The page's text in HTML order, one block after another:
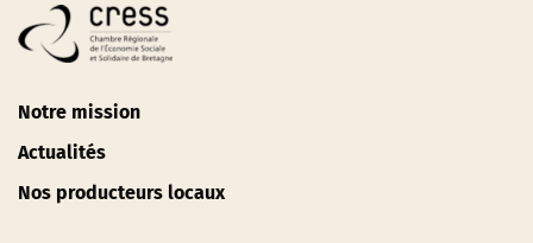
Notre mission
Actualités
Nos producteurs locaux